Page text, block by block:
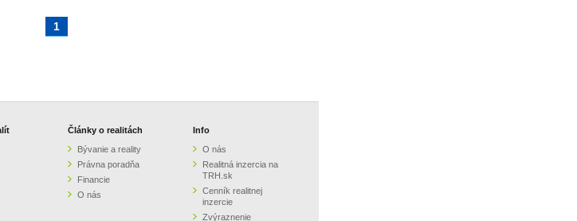
1
Články o realitách
Bývanie a reality
Právna poradňa
Financie
O nás
Info
O nás
Realitná inzercia na
TRH.sk
Cenník realitnej
inzercie
Zvýraznenie